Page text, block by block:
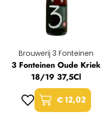
Brouwerij 3 Fonteinen
3 Fonteinen Oude Kriek
18/19 37,5Cl
€ 12,02